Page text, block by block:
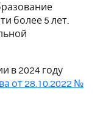
более 5 лет.
в 2024 году
от 28.10.2022 №